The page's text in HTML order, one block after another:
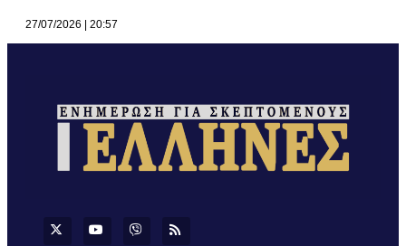
27/07/2026 20:57